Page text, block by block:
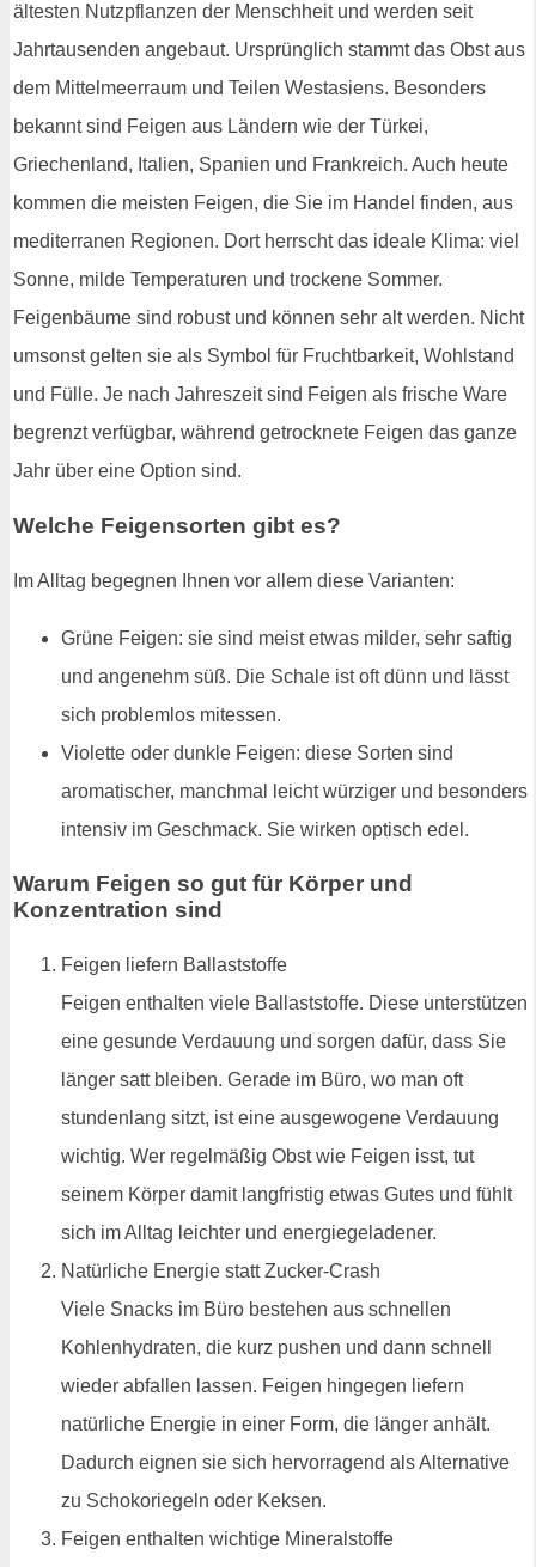
ältesten Nutzpflanzen der Menschheit und werden seit
Jahrtausenden angebaut. Ursprünglich stammt das Obst aus
dem Mittelmeerraum und Teilen Westasiens. Besonders
bekannt sind Feigen aus Ländern wie der Türkei,
Griechenland, Italien, Spanien und Frankreich. Auch heute
kommen die meisten Feigen, die Sie im Handel finden, aus
mediterranen Regionen. Dort herrscht das ideale Klima: viel
Sonne, milde Temperaturen und trockene Sommer.
Feigenbäume sind robust und können sehr alt werden. Nicht
umsonst gelten sie als Symbol für Fruchtbarkeit, Wohlstand
und Fülle. Je nach Jahreszeit sind Feigen als frische Ware
begrenzt verfügbar, während getrocknete Feigen das ganze
Jahr über eine Option sind.
Welche Feigensorten gibt es?
Im Alltag begegnen Ihnen vor allem diese Varianten:
Grüne Feigen: sie sind meist etwas milder, sehr saftig
und angenehm süß. Die Schale ist oft dünn und lässt
sich problemlos mitessen.
Violette oder dunkle Feigen: diese Sorten sind
aromatischer, manchmal leicht würziger und besonders
intensiv im Geschmack. Sie wirken optisch edel.
Warum Feigen so gut für Körper und
Konzentration sind
Feigen liefern Ballaststoffe
Feigen enthalten viele Ballaststoffe. Diese unterstützen
eine gesunde Verdauung und sorgen dafür, dass Sie
länger satt bleiben. Gerade im Büro, wo man oft
stundenlang sitzt, ist eine ausgewogene Verdauung
wichtig. Wer regelmäßig Obst wie Feigen isst, tut
seinem Körper damit langfristig etwas Gutes und fühlt
sich im Alltag leichter und energiegeladener.
Natürliche Energie statt Zucker-Crash
Viele Snacks im Büro bestehen aus schnellen
Kohlenhydraten, die kurz pushen und dann schnell
wieder abfallen lassen. Feigen hingegen liefern
natürliche Energie in einer Form, die länger anhält.
Dadurch eignen sie sich hervorragend als Alternative
zu Schokoriegeln oder Keksen.
Feigen enthalten wichtige Mineralstoffe